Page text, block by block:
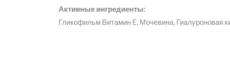
Активные ингредиенты:
Гликофильм Витамин E, Мочевина, Гиалуроновая